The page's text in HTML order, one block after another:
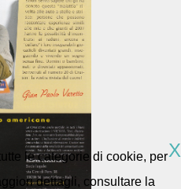
X
le categorie di cookie, per
dettagli, consultare la